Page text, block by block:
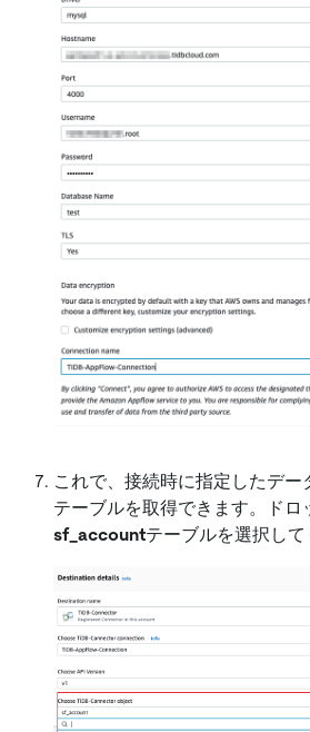
これで、接続時に指定したデ
テーブルを取得できます。ドロ
sf_accountテーブルを選択して